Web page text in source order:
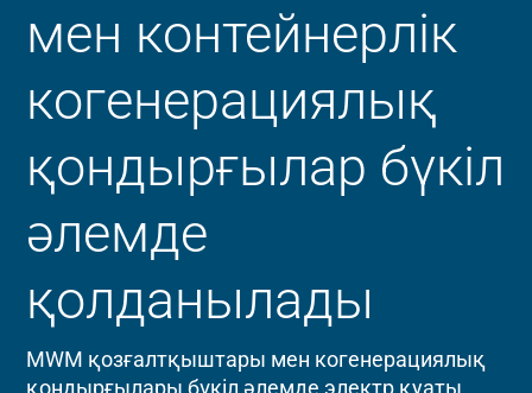
мен контейнерлік
когенерациялық
қондырғылар бүкіл
әлемде
қолданылады
MWM қозғалтқыштары мен когенерациялық
қондырғылары бүкіл әлемде электр қуаты